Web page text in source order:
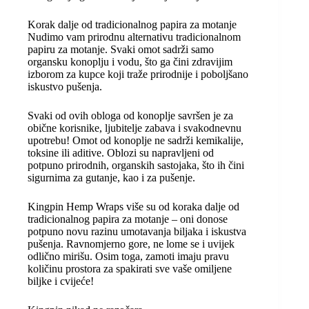
Korak dalje od tradicionalnog papira za motanje
Nudimo vam prirodnu alternativu tradicionalnom
papiru za motanje. Svaki omot sadrži samo
organsku konoplju i vodu, što ga čini zdravijim
izborom za kupce koji traže prirodnije i poboljšano
iskustvo pušenja.
Svaki od ovih obloga od konoplje savršen je za
obične korisnike, ljubitelje zabava i svakodnevnu
upotrebu! Omot od konoplje ne sadrži kemikalije,
toksine ili aditive. Oblozi su napravljeni od
potpuno prirodnih, organskih sastojaka, što ih čini
sigurnima za gutanje, kao i za pušenje.
Kingpin Hemp Wraps više su od koraka dalje od
tradicionalnog papira za motanje – oni donose
potpuno novu razinu umotavanja biljaka i iskustva
pušenja. Ravnomjerno gore, ne lome se i uvijek
odlično mirišu. Osim toga, zamoti imaju pravu
količinu prostora za spakirati sve vaše omiljene
biljke i cvijeće!